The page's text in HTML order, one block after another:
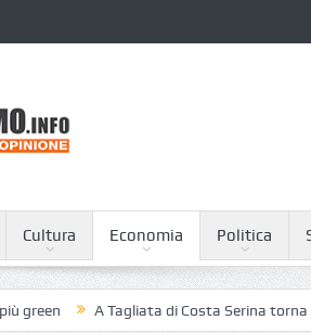
Cultura Economia Politica
A Tagliata di Costa Serina torna la strada di